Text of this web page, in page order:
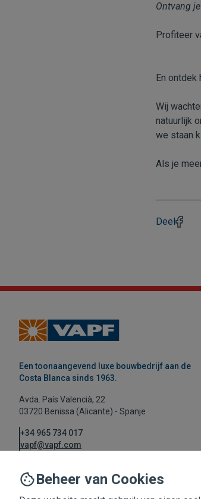
Ontvang
Profiteer
En ontdek
Wij
natuurlijk
we staan
Als je
Deel
Een toonaangevend luxe bouwbedrijf aan de
Costa Blanca sinds 1963.
Avda. País Valencià, 22
03720 Benissa (Alicante) - Spanje
+34 965 734 017
vapf@vapf.com
Beheer van Cookies